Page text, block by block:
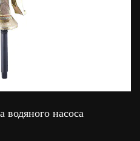
водяного насоса